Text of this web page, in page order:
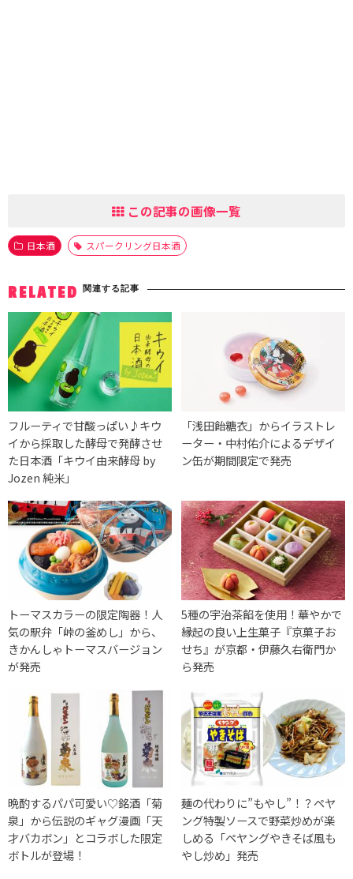
この記事の画像一覧
日本酒 スパークリング日本酒
RELATED 関連する記事
フルーティで甘酸っぱい♪キウ
イから採取した酵母で発酵させ
た日本酒「キウイ由来酵母 by
Jozen 純米」
「浅田飴糖衣」からイラストレ
ーター・中村佑介によるデザイ
ン缶が期間限定で発売
トーマスカラーの限定陶器！人
気の駅弁「峠の釜めし」から、
きかんしゃトーマスバージョン
が発売
5種の宇治茶餡を使用！華やかで
縁起の良い上生菓子『京菓子お
せち』が京都・伊藤久右衛門か
ら発売
晩酌するパパ可愛い♡銘酒「菊
泉」から伝説のギャグ漫画「天
才バカボン」とコラボした限定
ボトルが登場！
麺の代わりに”もやし”！？ペヤ
ング特製ソースで野菜炒めが楽
しめる「ペヤングやきそば風も
やし炒め」発売